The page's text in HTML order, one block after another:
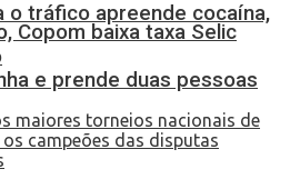
o tráfico apreende cocaína,
e prende duas pessoas
Copom baixa taxa Selic